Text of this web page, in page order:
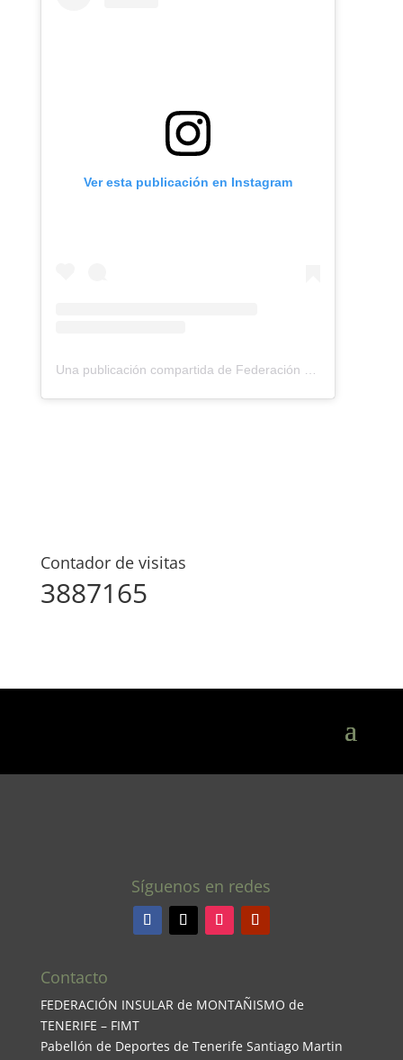
Ver esta publicación en Instagram
Una publicación compartida de Federación Montañismo Tenerife (@federacion_montanismo_tenerife)
Contador de visitas
3887165
Síguenos en redes
Contacto
FEDERACIÓN INSULAR de MONTAÑISMO de
TENERIFE – FIMT
Pabellón de Deportes de Tenerife Santiago Martin